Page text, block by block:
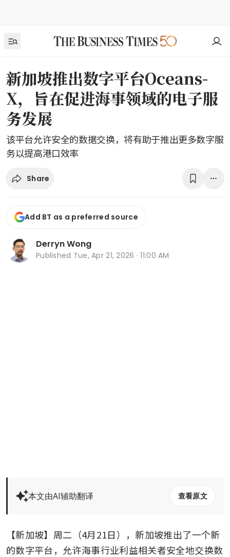
新加坡推出数字平台Oceans-
X，旨在促进海事领域的电子服
务发展
该平台允许安全的数据交换，将有助于推出更多数字服
务以提高港口效率
Share
Add BT as a preferred source
Derryn Wong
Published Tue, Apr 21, 2026 · 11:00 AM
本文由AI辅助翻译 查看原文
【新加坡】周二（4月21日），新加坡推出了一个新
的数字平台，允许海事行业利益相关者安全地交换数